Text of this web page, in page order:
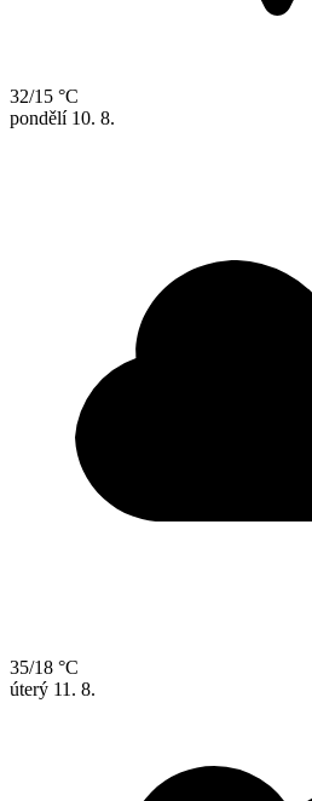
32/15 °C
pondělí 10. 8.
35/18 °C
úterý 11. 8.